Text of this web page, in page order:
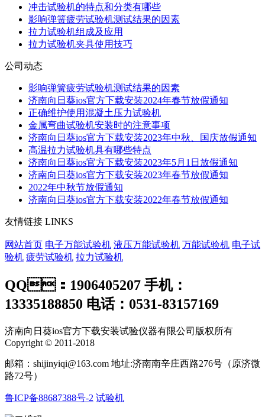
冲击试验机的特点和分类有哪些
影响弹簧疲劳试验机测试结果的因素
拉力试验机组成及应用
拉力试验机夹具使用技巧
公司动态
影响弹簧疲劳试验机测试结果的因素
济南向日葵ios官方下载安装2024年春节放假通知
正确维护使用混凝土压力试验机
金属弯曲试验机安装时的注意事项
济南向日葵ios官方下载安装2023年中秋、国庆放假通知
高温拉力试验机具有哪些特点
济南向日葵ios官方下载安装2023年5月1日放假通知
济南向日葵ios官方下载安装2023年春节放假通知
2022年中秋节放假通知
济南向日葵ios官方下载安装2022年春节放假通知
友情链接 LINKS
网站首页 电子万能试验机 液压万能试验机 万能试验机 电子试
验机 疲劳试验机 拉力试验机
QQ：1906405207 手机：
13335188850 电话：0531-83157169
济南向日葵ios官方下载安装试验仪器有限公司版权所有
Copyright © 2011-2018
邮箱：shijinyiqi@163.com 地址:济南南辛庄西路276号（原济微
路72号）
鲁ICP备88687388号-2 试验机